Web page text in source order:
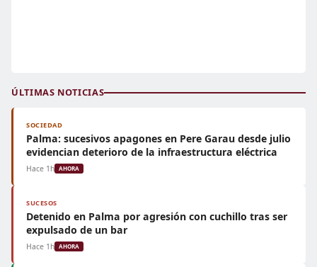
ÚLTIMAS NOTICIAS
SOCIEDAD
Palma: sucesivos apagones en Pere Garau desde julio
evidencian deterioro de la infraestructura eléctrica
Hace 1h AHORA
SUCESOS
Detenido en Palma por agresión con cuchillo tras ser
expulsado de un bar
Hace 1h AHORA